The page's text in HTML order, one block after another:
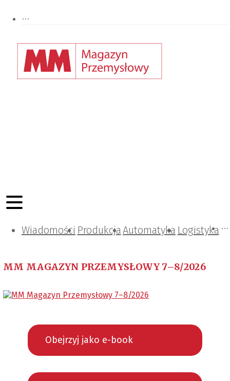
Wiadomości ProdukcjaAutomatyka Logistyka
Projektowanie i konstrukcje
Zarządzanie i IT
Tematy specjalne
MM MAGAZYN PRZEMYSŁOWY 7–8/2026
Obejrzyj jako e-book